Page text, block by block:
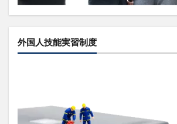
外国人技能実習制度